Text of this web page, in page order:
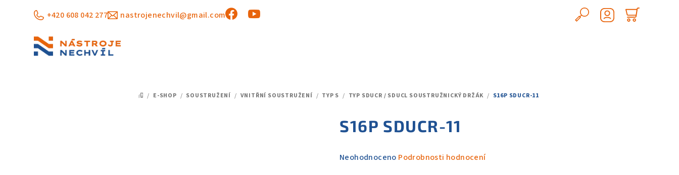
+420 608 042 277 nastrojenechvil@gmail.com
Hledat
DOMŮ
/ E-SHOP / SOUSTRUŽENÍ / VNITŘNÍ SOUSTRUŽENÍ / TYP S / TYP SDUCR / SDUCL SOUSTRUŽNICKÝ DRŽÁK / S16P SDUCR-11
S16P SDUCR-11
Průměrné
Neohodnoceno Podrobnosti hodnocení